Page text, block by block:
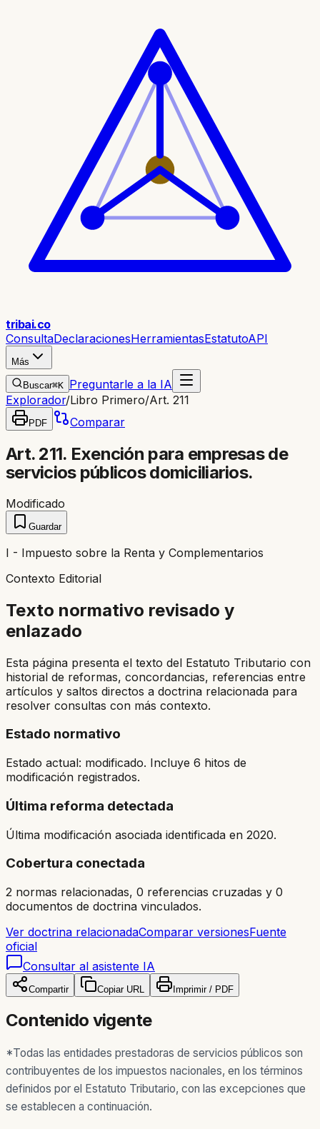
tribai.co
ConsultaDeclaracionesHerramientasEstatutoAPI
Más
Buscar⌘K Preguntarle a la IA
Explorador/Libro Primero/Art. 211
PDF Comparar
Art. 211. Exención para empresas de
servicios públicos domiciliarios.
Modificado
Guardar
I - Impuesto sobre la Renta y Complementarios
Contexto Editorial
Texto normativo revisado y
enlazado
Esta página presenta el texto del Estatuto Tributario con
historial de reformas, concordancias, referencias entre
artículos y saltos directos a doctrina relacionada para
resolver consultas con más contexto.
Estado normativo
Estado actual: modificado. Incluye 6 hitos de
modificación registrados.
Última reforma detectada
Última modificación asociada identificada en 2020.
Cobertura conectada
2 normas relacionadas, 0 referencias cruzadas y 0
documentos de doctrina vinculados.
Ver doctrina relacionadaComparar versionesFuente
oficial
Consultar al asistente IA
Compartir Copiar URL Imprimir / PDF
Contenido vigente
*Todas las entidades prestadoras de servicios públicos son
contribuyentes de los impuestos nacionales, en los términos
definidos por el Estatuto Tributario, con las excepciones que
se establecen a continuación.